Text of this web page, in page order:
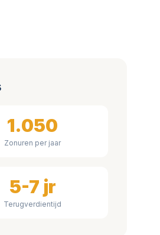
1.050
Zonuren per jaar
5-7 jr
Terugverdientijd